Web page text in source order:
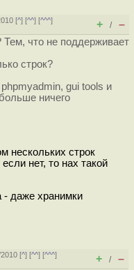
[^] [^^] [^^^]
+ / –
что не поддерживает
строк?
gui tools и
ничего
нескольких строк
нет, то нах такой
- даже хранимки
[^] [^^] [^^^]
+ / –